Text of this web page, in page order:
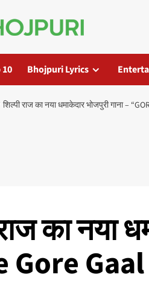
10 Bhojpuri Lyrics
शिल्पी राज का नया धमाकेदार भोजपुरी गाना –
का नया
Gore